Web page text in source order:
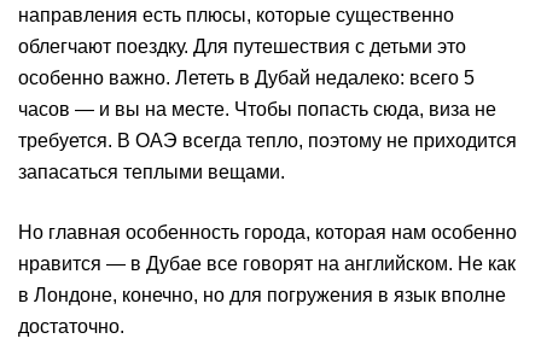
направления есть плюсы, которые существенно
облегчают поездку. Для путешествия с детьми это
особенно важно. Лететь в Дубай недалеко: всего 5
часов — и вы на месте. Чтобы попасть сюда, виза не
требуется. В ОАЭ всегда тепло, поэтому не приходится
запасаться теплыми вещами.
Но главная особенность города, которая нам особенно
нравится — в Дубае все говорят на английском. Не как
в Лондоне, конечно, но для погружения в язык вполне
достаточно.